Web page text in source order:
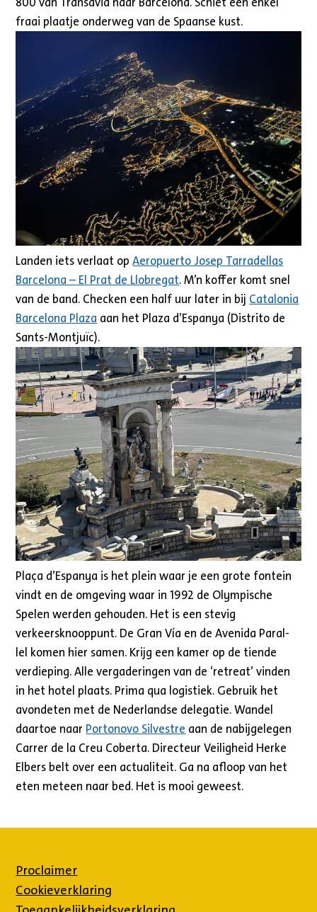
fraai plaatje onderweg van de Spaanse kust.
Landen iets verlaat opAeropuerto Josep Tarradellas
Barcelona – El Prat de Llobregat. M’n koffer komt snel
van de band. Checken een half uur later in bij Catalonia
Barcelona Plaza aan het Plaza d’Espanya (Distrito de
Sants-Montjuïc).
Plaça d’Espanya is het plein waar je een grote fontein
vindt en de omgeving waar in 1992 de Olympische
Spelen werden gehouden. Het is een stevig
verkeersknooppunt. De Gran Vía en de Avenida Paral-
lel komen hier samen. Krijg een kamer op de tiende
verdieping. Alle vergaderingen van de ‘retreat’ vinden
in het hotel plaats. Prima qua logistiek. Gebruik het
avondeten met de Nederlandse delegatie. Wandel
daartoe naar Portonovo Silvestre aan de nabijgelegen
Carrer de la Creu Coberta. Directeur Veiligheid Herke
Elbers belt over een actualiteit. Ga na afloop van het
eten meteen naar bed. Het is mooi geweest.
Proclaimer
Cookieverklaring